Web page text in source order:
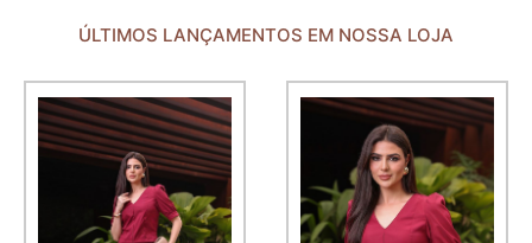
ÚLTIMOS LANÇAMENTOS EM NOSSA LOJA